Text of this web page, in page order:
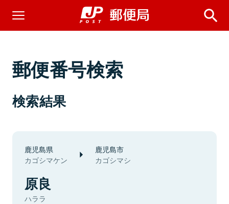
郵便番号検索
検索結果
鹿児島県
カゴシマケン
鹿児島市
カゴシマシ
原良
ハララ